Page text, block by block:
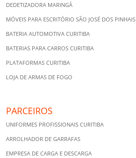
DEDETIZADORA MARINGÁ
MÓVEIS PARA ESCRITÓRIO SÃO JOSÉ DOS PINHAIS
BATERIA AUTOMOTIVA CURITIBA
BATERIAS PARA CARROS CURITIBA
PLATAFORMAS CURITIBA
LOJA DE ARMAS DE FOGO
PARCEIROS
UNIFORMES PROFISSIONAIS CURITIBA
ARROLHADOR DE GARRAFAS
EMPRESA DE CARGA E DESCARGA